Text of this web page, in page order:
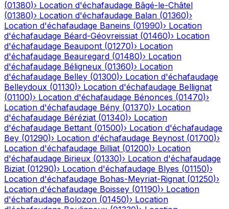
(01380)› Location d'échafaudage Bâgé-le-Châtel
(01380)› Location d'échafaudage Balan (01360)›
Location d'échafaudage Baneins (01990)› Location
d'échafaudage Béard-Géovreissiat (01460)› Location
d'échafaudage Beaupont (01270)› Location
d'échafaudage Beauregard (01480)› Location
d'échafaudage Béligneux (01360)› Location
d'échafaudage Belley (01300)› Location d'échafaudage
Belleydoux (01130)› Location d'échafaudage Bellignat
(01100)› Location d'échafaudage Bénonces (01470)›
Location d'échafaudage Bény (01370)› Location
d'échafaudage Béréziat (01340)› Location
d'échafaudage Bettant (01500)› Location d'échafaudage
Bey (01290)› Location d'échafaudage Beynost (01700)›
Location d'échafaudage Billiat (01200)› Location
d'échafaudage Birieux (01330)› Location d'échafaudage
Biziat (01290)› Location d'échafaudage Blyes (01150)›
Location d'échafaudage Bohas-Meyriat-Rignat (01250)›
Location d'échafaudage Boissey (01190)› Location
d'échafaudage Bolozon (01450)› Location